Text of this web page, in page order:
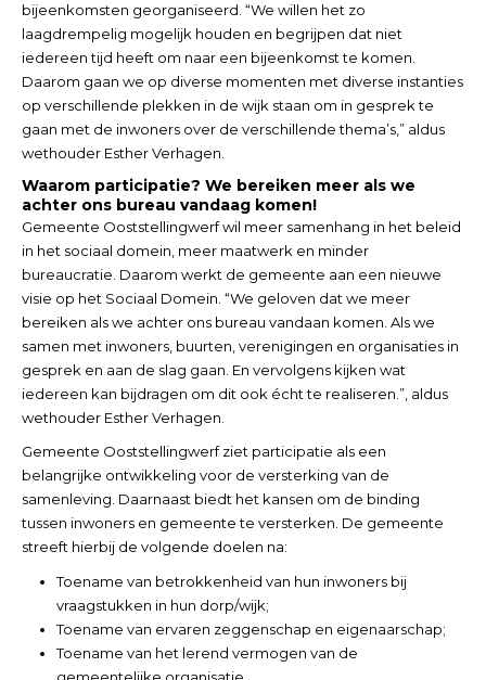
bijeenkomsten georganiseerd. “We willen het zo
laagdrempelig mogelijk houden en begrijpen dat niet
iedereen tijd heeft om naar een bijeenkomst te komen.
Daarom gaan we op diverse momenten met diverse instanties
op verschillende plekken in de wijk staan om in gesprek te
gaan met de inwoners over de verschillende thema’s,” aldus
wethouder Esther Verhagen.
Waarom participatie? We bereiken meer als we
achter ons bureau vandaag komen!
Gemeente Ooststellingwerf wil meer samenhang in het beleid
in het sociaal domein, meer maatwerk en minder
bureaucratie. Daarom werkt de gemeente aan een nieuwe
visie op het Sociaal Domein. “We geloven dat we meer
bereiken als we achter ons bureau vandaan komen. Als we
samen met inwoners, buurten, verenigingen en organisaties in
gesprek en aan de slag gaan. En vervolgens kijken wat
iedereen kan bijdragen om dit ook écht te realiseren.”, aldus
wethouder Esther Verhagen.
Gemeente Ooststellingwerf ziet participatie als een
belangrijke ontwikkeling voor de versterking van de
samenleving. Daarnaast biedt het kansen om de binding
tussen inwoners en gemeente te versterken. De gemeente
streeft hierbij de volgende doelen na:
Toename van betrokkenheid van hun inwoners bij
vraagstukken in hun dorp/wijk;
Toename van ervaren zeggenschap en eigenaarschap;
Toename van het lerend vermogen van de